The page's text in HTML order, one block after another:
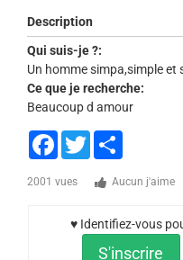
Description
Qui suis-je ?:
Un homme simpa,simple et
Ce que je recherche:
Beaucoup d amour
Facebook
Twitter
2001 vues Aucun j'aime
♥ Identifiez-vous
S'inscrire